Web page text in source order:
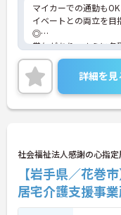
マイカーでの通勤も
イベートとの両立を目
◎
賞与があり、さらに各
しいポイントです◎
ご興味ある方には、面
詳細をお話しいたしま
い！
詳細を見
社会福祉法人感謝の心指
【岩手県／花巻
居宅介護支援事